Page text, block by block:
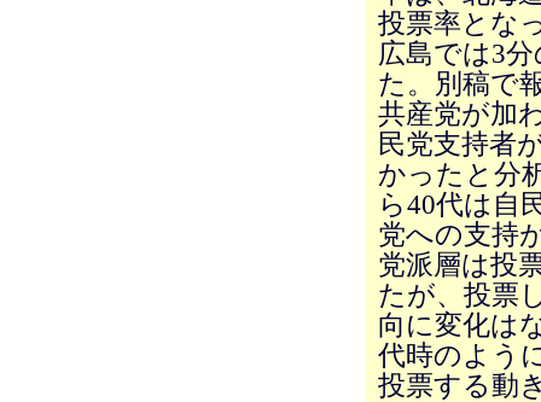
投票率とな
広島では3
た。別稿で
共産党が加
民党支持者
かったと分
ら40代は自
党への支持
党派層は投
たが、投票
向に変化は
代時のよう
投票する動